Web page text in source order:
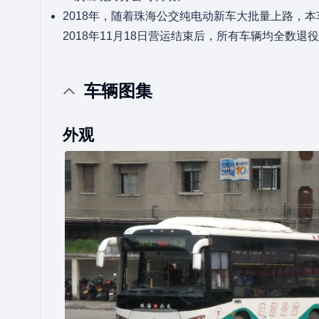
2018年，随着珠海公交纯电动新车大批量上路，
2018年11月18日营运结束后，所有车辆均全数退
车辆图集
外观